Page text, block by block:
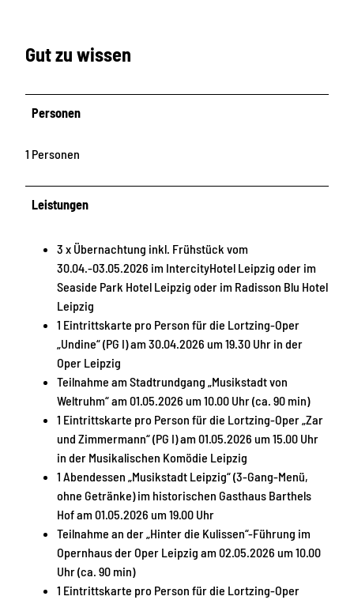
Gut zu wissen
Personen
1 Personen
Leistungen
3 x Übernachtung inkl. Frühstück vom
30.04.-03.05.2026 im IntercityHotel Leipzig oder im
Seaside Park Hotel Leipzig oder im Radisson Blu Hotel
Leipzig
1 Eintrittskarte pro Person für die Lortzing-Oper
„Undine“ (PG I) am 30.04.2026 um 19.30 Uhr in der
Oper Leipzig
Teilnahme am Stadtrundgang „Musikstadt von
Weltruhm“ am 01.05.2026 um 10.00 Uhr (ca. 90 min)
1 Eintrittskarte pro Person für die Lortzing-Oper „Zar
und Zimmermann“ (PG I) am 01.05.2026 um 15.00 Uhr
in der Musikalischen Komödie Leipzig
1 Abendessen „Musikstadt Leipzig“ (3-Gang-Menü,
ohne Getränke) im historischen Gasthaus Barthels
Hof am 01.05.2026 um 19.00 Uhr
Teilnahme an der „Hinter die Kulissen“-Führung im
Opernhaus der Oper Leipzig am 02.05.2026 um 10.00
Uhr (ca. 90 min)
1 Eintrittskarte pro Person für die Lortzing-Oper